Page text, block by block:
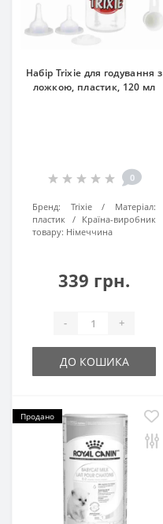
Набір Trixie для годування з
ложкою, пластик, 120 мл
0
Бренд: Trixie
Матеріал:
пластик
Країна-виробник
товару: Нiмеччина
339 грн.
- +
ДО КОШИКА
Продано